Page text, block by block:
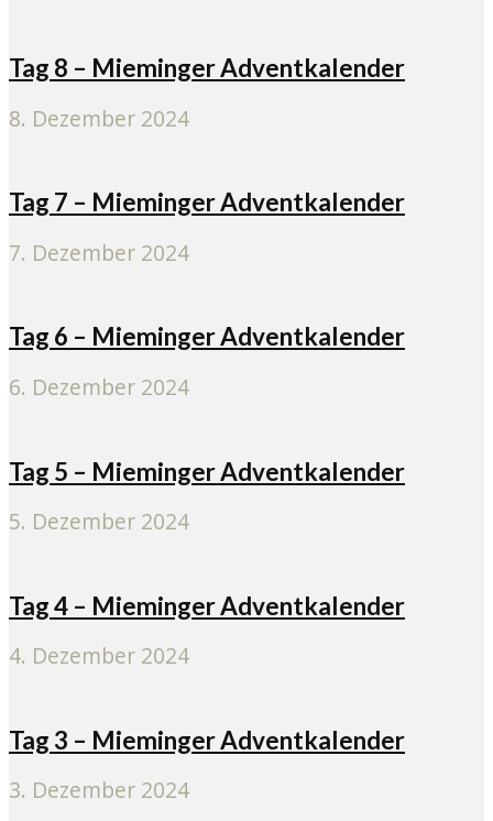
Tag 8 – Mieminger Adventkalender
8. Dezember 2024
Tag 7 – Mieminger Adventkalender
7. Dezember 2024
Tag 6 – Mieminger Adventkalender
6. Dezember 2024
Tag 5 – Mieminger Adventkalender
5. Dezember 2024
Tag 4 – Mieminger Adventkalender
4. Dezember 2024
Tag 3 – Mieminger Adventkalender
3. Dezember 2024